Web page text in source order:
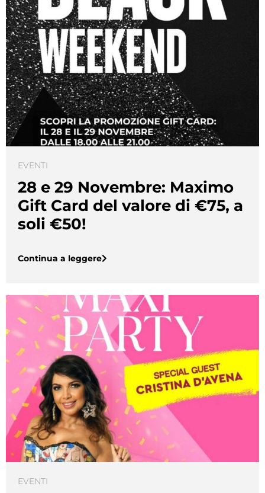
EVENTI
28 e 29 Novembre: Maximo
Gift Card del valore di €75, a
soli €50!
Continua a leggere
EVENTI